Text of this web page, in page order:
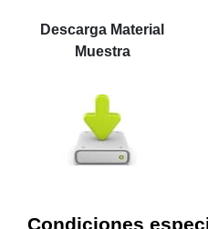
Descarga Material
Muestra
Condiciones